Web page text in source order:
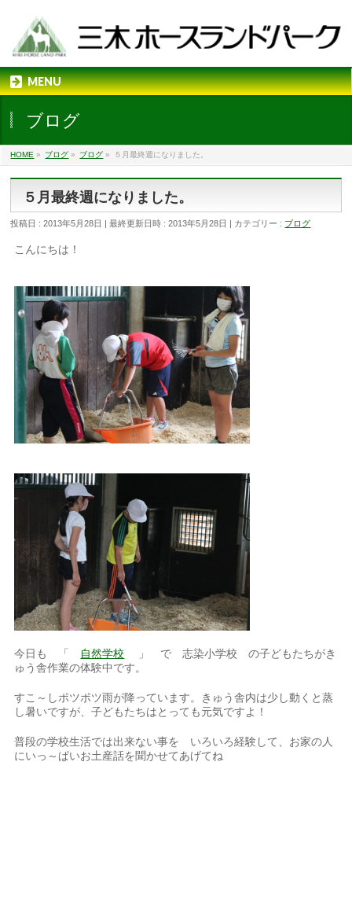
MENU
ブログ
HOME » ブログ » ブログ » ５月最終週になりました。
５月最終週になりました。
投稿日 : 2013年5月28日 最終更新日時 : 2013年5月28日 カテゴリー : ブログ
こんにちは！
今日も 「 自然学校
」 で 志染小学校 の子どもたちがき
ゅう舎作業の体験中です。
すこ～しポツポツ雨が降っています。きゅう舎内は少し動くと蒸
し暑いですが、子どもたちはとっても元気ですよ！
普段の学校生活では出来ない事を いろいろ経験して、お家の人
にいっ～ぱいお土産話を聞かせてあげてね